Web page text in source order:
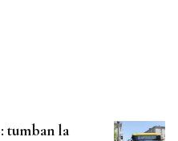
tumban la